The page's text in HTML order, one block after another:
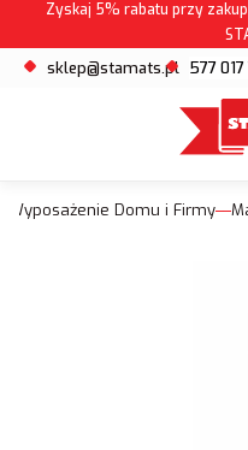
Zyskaj 5% rabatu przy
sklep@stamats.pl 577
Wyposażenie Domu i Firmy